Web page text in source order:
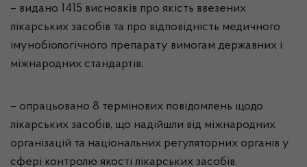
– видано 1415 висновків про якість ввезених
лікарських засобів та про відповідність медичного
імунобіологічного препарату вимогам державних і
міжнародних стандартів;
– опрацьовано 8 термінових повідомлень щодо
лікарських засобів, що надійшли від міжнародних
організацій та національних регуляторних органів у
сфері контролю якості лікарських засобів.